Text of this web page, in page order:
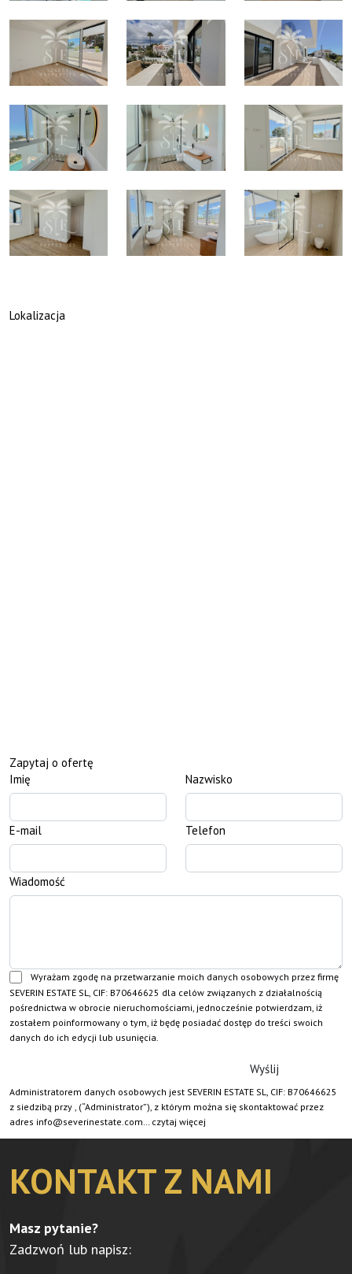
Lokalizacja
Zapytaj o ofertę
Imię
Nazwisko
E-mail Telefon
Wiadomość
Wyrażam zgodę na przetwarzanie moich danych osobowych przez firmę
SEVERIN ESTATE SL, CIF: B70646625 dla celów związanych z działalnością
pośrednictwa w obrocie nieruchomościami, jednocześnie potwierdzam, iż
zostałem poinformowany o tym, iż będę posiadać dostęp do treści swoich
danych do ich edycji lub usunięcia.
Administratorem danych osobowych jest SEVERIN ESTATE SL, CIF: B70646625
z siedzibą przy , (“Administrator”), z którym można się skontaktować przez
adres info@severinestate.com… czytaj więcej
KONTAKT Z NAMI
Masz pytanie?
Zadzwoń lub napisz: